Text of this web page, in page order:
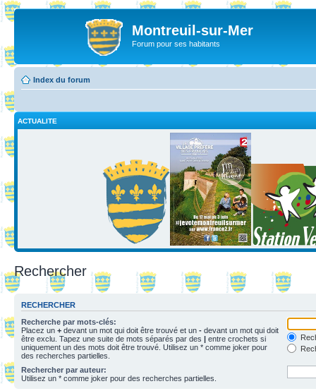
Montreuil-sur-Mer
Forum pour ses habitants
Index du forum
ACTUALITE
Rechercher
RECHERCHER
Recherche par mots-clés:
Placez un + devant un mot qui doit être trouvé et un - devant un mot qui doit
être exclu. Tapez une suite de mots séparés par des | entre crochets si
uniquement un des mots doit être trouvé. Utilisez un * comme joker pour
des recherches partielles.
Rechercher par auteur:
Utilisez un * comme joker pour des recherches partielles.